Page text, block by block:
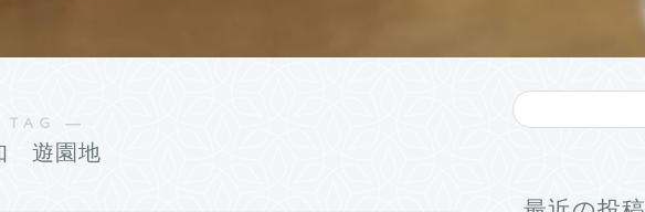
―
遊園地